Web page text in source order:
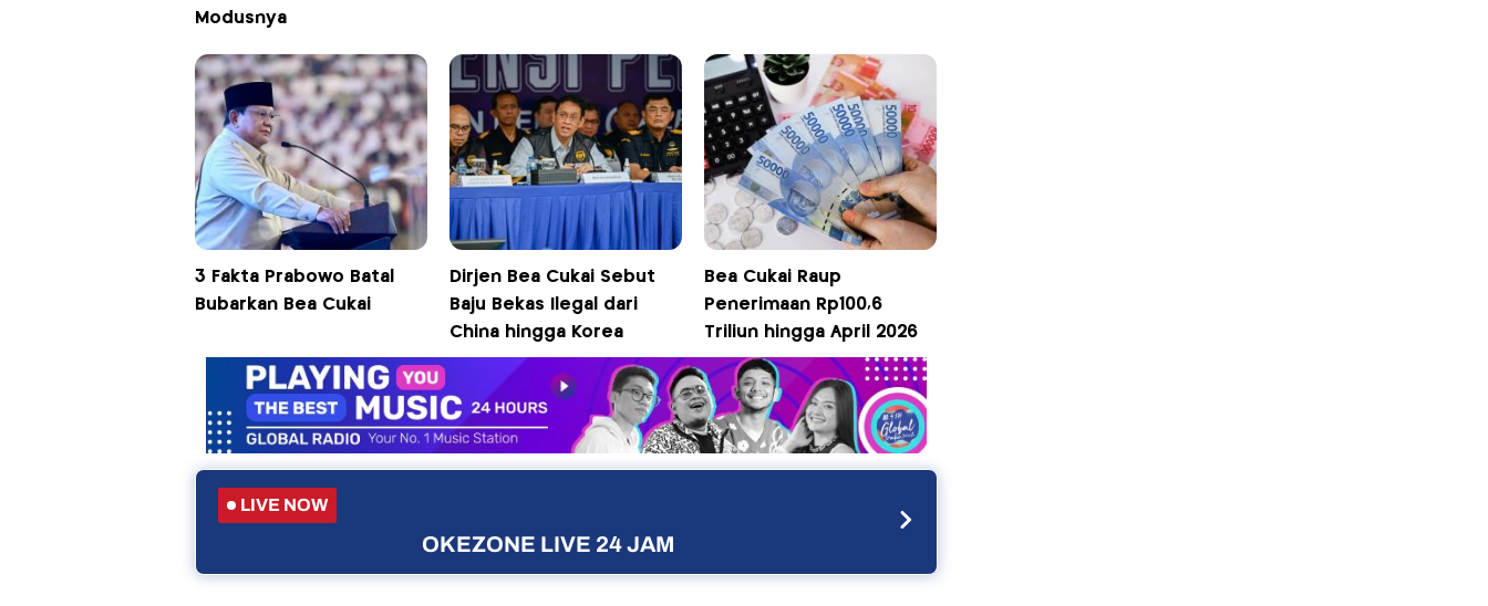
Modusnya
3 Fakta Prabowo Batal
Bubarkan Bea Cukai
Dirjen Bea Cukai Sebut
Baju Bekas Ilegal dari
China hingga Korea
Bea Cukai Raup
Penerimaan Rp100,6
Triliun hingga April 2026
LIVE NOW
OKEZONE LIVE 24 JAM